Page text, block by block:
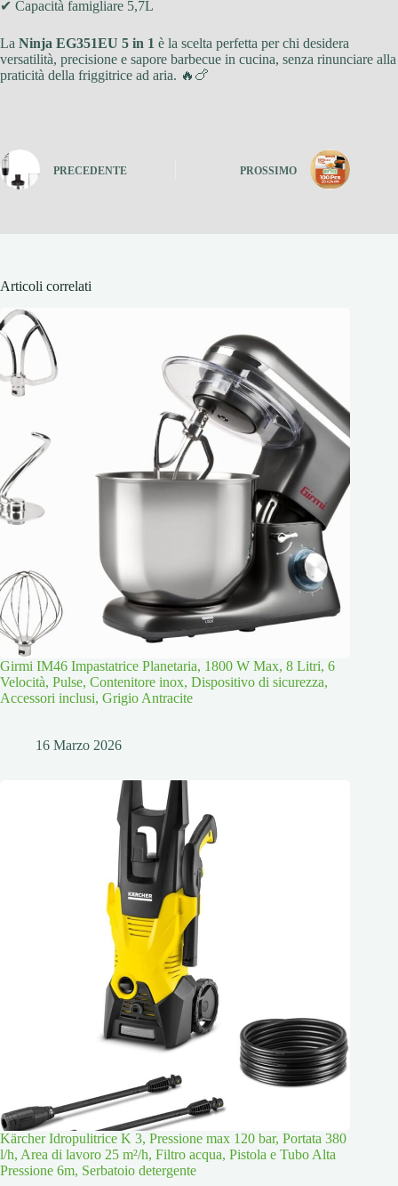
✔ Capacità famigliare 5,7L
La Ninja EG351EU 5 in 1 è la scelta perfetta per chi desidera
versatilità, precisione e sapore barbecue in cucina, senza rinunciare alla
praticità della friggitrice ad aria. 🔥🍗
PRECEDENTE PROSSIMO
Articoli correlati
Girmi IM46 Impastatrice Planetaria, 1800 W Max, 8 Litri, 6
Velocità, Pulse, Contenitore inox, Dispositivo di sicurezza,
Accessori inclusi, Grigio Antracite
16 Marzo 2026
Kärcher Idropulitrice K 3, Pressione max 120 bar, Portata 380
l/h, Area di lavoro 25 m²/h, Filtro acqua, Pistola e Tubo Alta
Pressione 6m, Serbatoio detergente